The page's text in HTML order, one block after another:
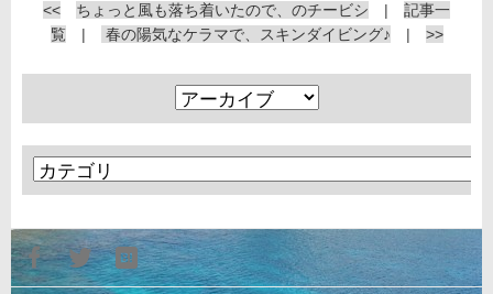
<< ちょっと風も落ち着いたので、のチービシ | 記事一
覧| 春の陽気なケラマで、スキンダイビング♪ | >>